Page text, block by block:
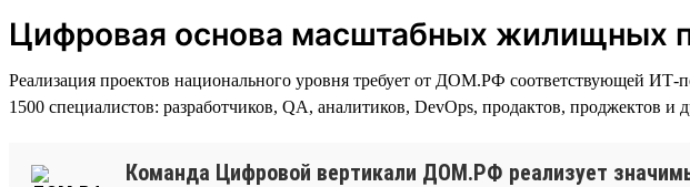
Цифровая основа масштабных жилищных
Реализация проектов национального уровня требует от ДОМ.РФ соответствующей ИТ-
1500 специалистов: разработчиков, QA, аналитиков, DevOps, продактов, проджектов и
Команда Цифровой вертикали ДОМ.РФ реализует